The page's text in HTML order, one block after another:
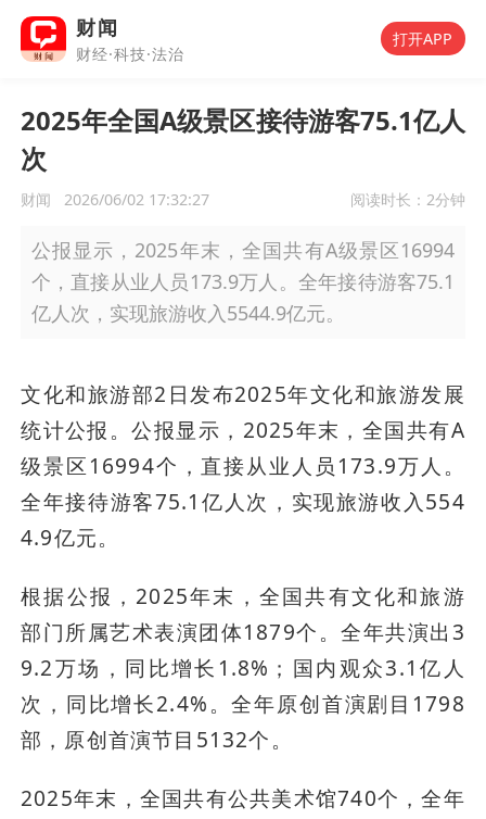
财闻
财经·科技·法治
打开APP
2025年全国A级景区接待游客75.1亿人
次
财闻 2026/06/02 17:32:27 阅读时长： 2分钟
公报显示，2025年末，全国共有A级景区16994
个，直接从业人员173.9万人。全年接待游客75.1
亿人次，实现旅游收入5544.9亿元。
文化和旅游部2日发布2025年文化和旅游发展
统计公报。公报显示，2025年末，全国共有A
级景区16994个，直接从业人员173.9万人。
全年接待游客75.1亿人次，实现旅游收入554
4.9亿元。
根据公报，2025年末，全国共有文化和旅游
部门所属艺术表演团体1879个。全年共演出3
9.2万场，同比增长1.8%；国内观众3.1亿人
次，同比增长2.4%。全年原创首演剧目1798
部，原创首演节目5132个。
2025年末，全国共有公共美术馆740个，全年